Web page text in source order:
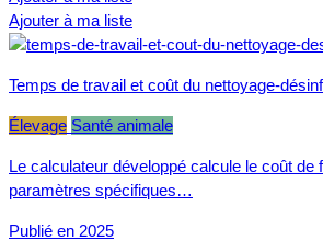
Ajouter à ma liste
Temps de travail et coût du nettoyage-
Élevage Santé animale
Le calculateur développé calcule le coût
paramètres spécifiques…
Publié en 2025